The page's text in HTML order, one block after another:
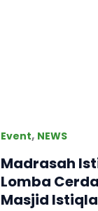
Event, NEWS
Madrasah
Lomba
Masjid